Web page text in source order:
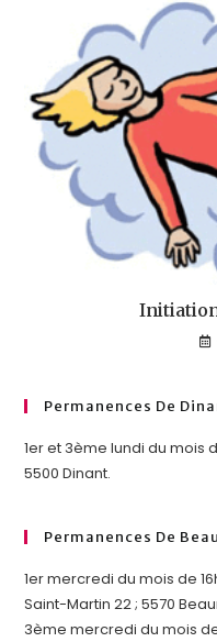
Permanences De
1er et 3ème lundi du mois
5500 Dinant.
Permanences De
1er mercredi du mois de
Saint-Martin 22 ; 5570
3ème mercredi du mois